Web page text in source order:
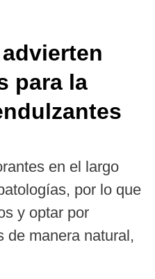
para la
en el largo
por lo que
y optar por
de manera natural,